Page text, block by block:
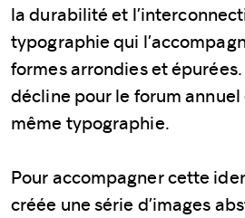
la durabilité et
typographie qui
formes arrondies et épurées.
décline pour le forum
même typographie.
Pour accompagner cette
créée une série d’images